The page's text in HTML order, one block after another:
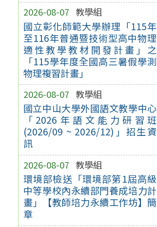
2026-08-07 教學組
國立彰化師範大學辦理「115年
至116年普通暨技術型高中物理
適性教學教材開發計畫」之
「115學年度全國高三暑假學測
物理複習計畫」
2026-08-07 教學組
國立中山大學外國語文教學中心
「2026年語文能力研習班
(2026/09 ~ 2026/12)」招生資
訊
2026-08-07 教學組
環境部檢送「環境部第1屆高級
中等學校內永續部門養成培力計
畫」【教師培力永續工作坊】簡
章